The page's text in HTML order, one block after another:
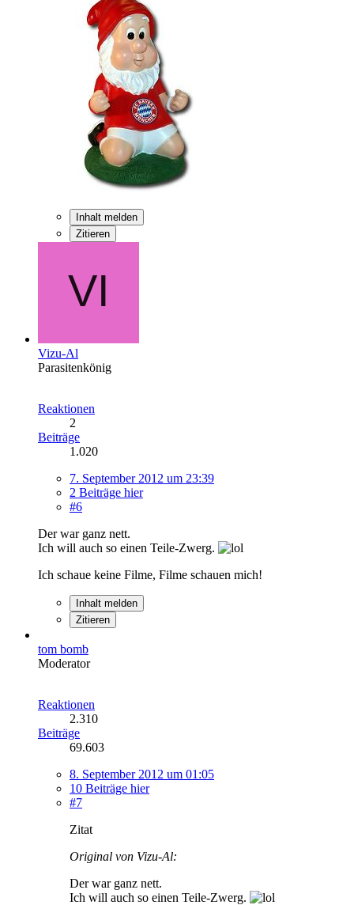
Inhalt melden
Zitieren
Vizu-Al
Parasitenkönig
Reaktionen
2
Beiträge
1.020
7. September 2012 um 23:39
2 Beiträge hier
#6
Der war ganz nett.
Ich will auch so einen Teile-Zwerg.
Ich schaue keine Filme, Filme schauen mich!
Inhalt melden
Zitieren
tom bomb
Moderator
Reaktionen
2.310
Beiträge
69.603
8. September 2012 um 01:05
10 Beiträge hier
#7
Zitat
Original von Vizu-Al:
Der war ganz nett.
Ich will auch so einen Teile-Zwerg.